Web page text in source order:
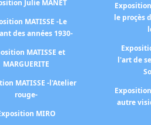
Julie MANET
MATISSE -Le
des années 1930-
MATISSE et
MARGUERITE
MATISSE -l'Atelier
rouge-
MIRO
Exposition
le proçès
l'art de
autre